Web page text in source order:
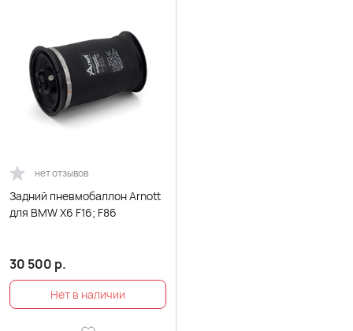
нет отзывов
Задний пневмобаллон Arnott
для BMW X6 F16; F86
30 500 р.